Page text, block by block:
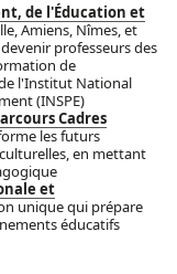
de l'Éducation et
Amiens, Nîmes, et
professeurs des
de
l'Institut National
(INSPE)
Cadres
les futurs
en mettant
et
unique qui prépare
éducatifs